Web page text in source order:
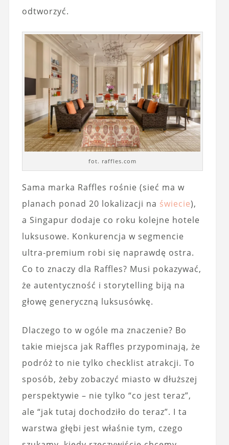
odtworzyć.
fot. raffles.com
Sama marka Raffles rośnie (sieć ma w
planach ponad 20 lokalizacji na świecie),
a Singapur dodaje co roku kolejne hotele
luksusowe. Konkurencja w segmencie
ultra‑premium robi się naprawdę ostra.
Co to znaczy dla Raffles? Musi pokazywać,
że autentyczność i storytelling biją na
głowę generyczną luksusówkę.
Dlaczego to w ogóle ma znaczenie? Bo
takie miejsca jak Raffles przypominają, że
podróż to nie tylko checklist atrakcji. To
sposób, żeby zobaczyć miasto w dłuższej
perspektywie – nie tylko “co jest teraz”,
ale “jak tutaj dochodziło do teraz”. I ta
warstwa głębi jest właśnie tym, czego